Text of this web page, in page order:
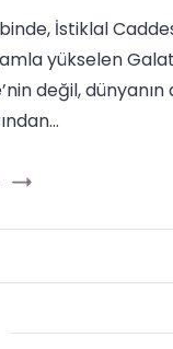
İstiklal
yükselen
değil,